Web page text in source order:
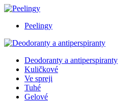
Peelingy
Deodoranty a antiperspiranty
Kuličkové
Ve spreji
Tuhé
Gelové